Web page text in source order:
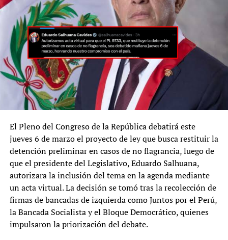
El Pleno del Congreso de la República debatirá este
jueves 6 de marzo el proyecto de ley que busca restituir la
detención preliminar en casos de no flagrancia, luego de
que el presidente del Legislativo, Eduardo Salhuana,
autorizara la inclusión del tema en la agenda mediante
un acta virtual. La decisión se tomó tras la recolección de
firmas de bancadas de izquierda como Juntos por el Perú,
la Bancada Socialista y el Bloque Democrático, quienes
impulsaron la priorización del debate.